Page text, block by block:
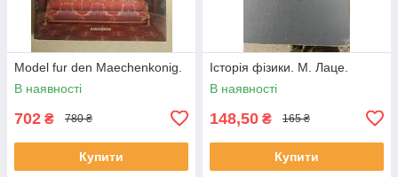
Model fur den Maechenkonig.
В наявності
702 ₴ 780 ₴
Купити
Історія фізики. М. Лаце.
В наявності
148,50 ₴ 165 ₴
Купити